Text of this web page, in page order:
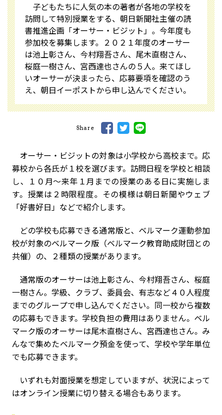
子どもたちに人気の本の著者が各地の学校を
訪問して特別授業をする、朝日新聞社主催の読
書推進企画「オーサー・ビジット」。今年度も
参加校を募集します。２０２１年度のオーサー
は池上彰さん、今村翔吾さん、尾木直樹さん、
桜庭一樹さん、宮西達也さんの５人。来てほし
いオーサーが決まったら、応募要項を確認のう
え、朝日イーポストから申し込んでください。
Share
オーサー・ビジットの対象は小学校から高校まで。応
募校から各氏が１校を選びます。訪問日程を学校と相談
し、１０月～来年１月までの授業のある日に実施しま
す。授業は２時限程度。その模様は朝日新聞やウェブ
「好書好日」などで紹介します。
どの学校も応募できる通常版と、ベルマーク運動参加
校が対象のベルマーク版（ベルマーク教育助成財団との
共催）の、２種類の授業があります。
通常版のオーサーは池上彰さん、今村翔吾さん、桜庭
一樹さん。学級、クラブ、委員会、有志など４０人程度
までのグループで申し込んでください。同一校から複数
の応募もできます。学校負担の費用はありません。ベル
マーク版のオーサーは尾木直樹さん、宮西達也さん。み
んなで集めたベルマーク預金を使って、学校や学年単位
でも応募できます。
いずれも対面授業を想定していますが、状況によって
はオンライン授業に切り替える場合もあります。